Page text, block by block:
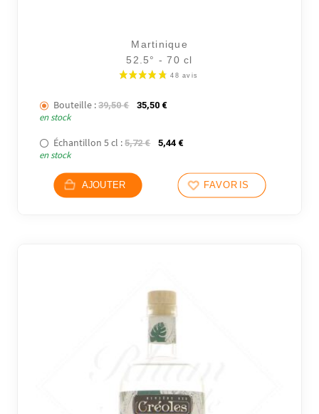
Martinique
52.5° - 70 cl
Bouteille : 39,50€ Le prix initial était : 39,50 €.
35,50 €Le prix actuel est : 35,50 €.
en stock
Échantillon 5 cl : 5,72€ Le prix initial était : 5,72 €.
5,44 €Le prix actuel est : 5,44 €.
en stock
AJOUTER FAVORIS